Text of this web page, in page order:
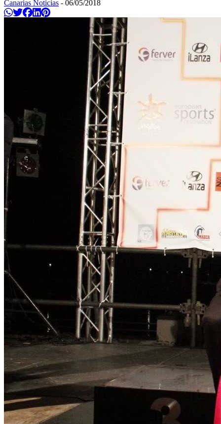
Canarias Noticias - 06/05/2018
Compartir en Whatsapp
Twittear
Compartir en Facebook
Compartir en Linkedin
Compartir en Pinterest